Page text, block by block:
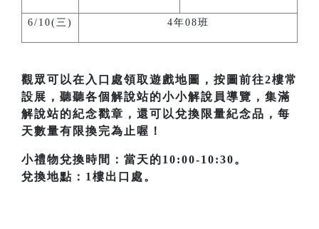
6/10(三) 4年08班
觀眾可以在入口處領取遊戲地圖，按圖前往2樓常
設展，聽聽各個解說站的小小解說員導覽，集滿
解說站的紀念戳章，還可以兌換限量紀念品，每
天數量有限換完為止喔！
小禮物兌換時間：當天的10:00-10:30。
兌換地點：1樓出口處。